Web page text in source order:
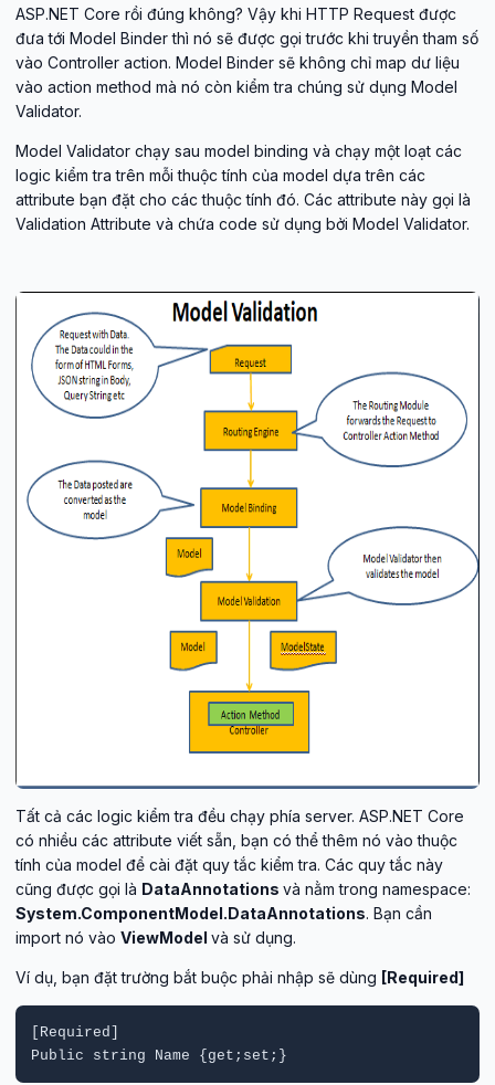
ASP.NET Core rồi đúng không? Vậy khi HTTP Request được
đưa tới Model Binder thì nó sẽ được gọi trước khi truyền tham số
vào Controller action. Model Binder sẽ không chỉ map dư liệu
vào action method mà nó còn kiểm tra chúng sử dụng Model
Validator.
Model Validator chạy sau model binding và chạy một loạt các
logic kiểm tra trên mỗi thuộc tính của model dựa trên các
attribute bạn đặt cho các thuộc tính đó. Các attribute này gọi là
Validation Attribute và chứa code sử dụng bởi Model Validator.
Tất cả các logic kiểm tra đều chạy phía server. ASP.NET Core
có nhiều các attribute viết sẵn, bạn có thể thêm nó vào thuộc
tính của model để cài đặt quy tắc kiểm tra. Các quy tắc này
cũng được gọi là DataAnnotations và nằm trong namespace:
System.ComponentModel.DataAnnotations. Bạn cần
import nó vào ViewModel và sử dụng.
Ví dụ, bạn đặt trường bắt buộc phải nhập sẽ dùng [Required]
[Required]
Public string Name {get;set;}